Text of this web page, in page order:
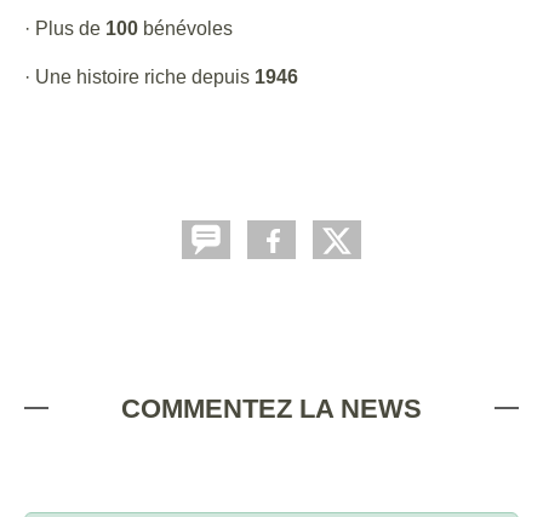
· Plus de 100 bénévoles
· Une histoire riche depuis 1946
COMMENTEZ LA NEWS